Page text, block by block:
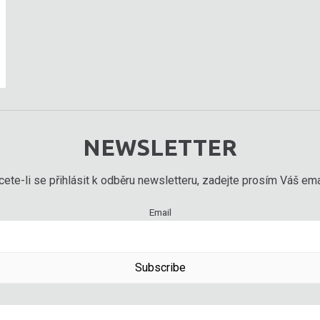
NEWSLETTER
li se přihlásit k odběru newsletteru, zadejte prosím Váš
Email
Subscribe